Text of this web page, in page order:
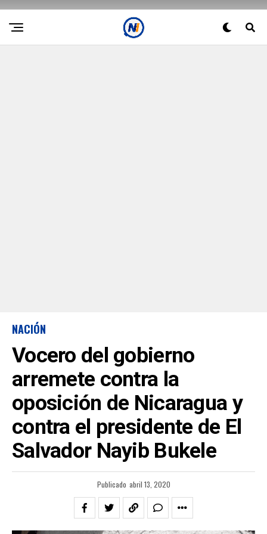
NACIÓN
Vocero del gobierno
arremete contra la
oposición de Nicaragua y
contra el presidente de El
Salvador Nayib Bukele
Publicado abril 13, 2020